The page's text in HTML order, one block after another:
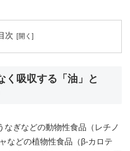
次
く吸収する「油」と
なぎなどの動物性食品（レチノ
などの植物性食品（β-カロテ